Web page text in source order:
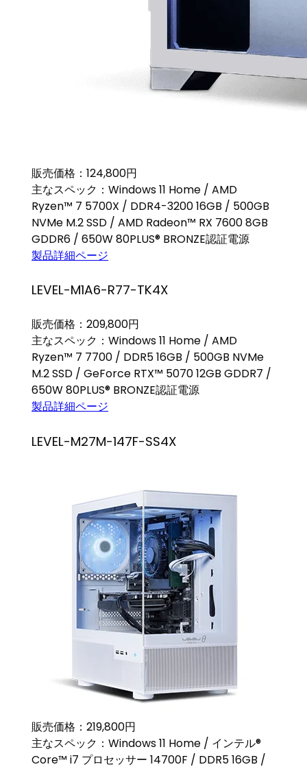
販売価格：124,800円
主なスペック：Windows 11 Home / AMD
Ryzen™ 7 5700X / DDR4-3200 16GB / 500GB
NVMe M.2 SSD / AMD Radeon™ RX 7600 8GB
GDDR6 / 650W 80PLUS® BRONZE認証電源
製品詳細ページ
LEVEL-M1A6-R77-TK4X
販売価格：209,800円
主なスペック：Windows 11 Home / AMD
Ryzen™ 7 7700 / DDR5 16GB / 500GB NVMe
M.2 SSD / GeForce RTX™ 5070 12GB GDDR7 /
650W 80PLUS® BRONZE認証電源
製品詳細ページ
LEVEL-M27M-147F-SS4X
販売価格：219,800円
主なスペック：Windows 11 Home / インテル®
Core™ i7 プロセッサー 14700F / DDR5 16GB /